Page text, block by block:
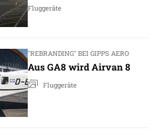
Fluggeräte
"REBRANDING" BEI GIPPS AERO
Aus GA8 wird Airvan 8
Fluggeräte